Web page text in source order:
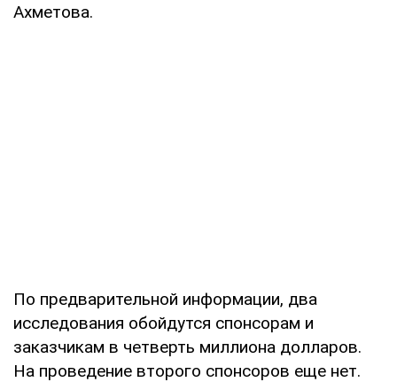
Ахметова.
По предварительной информации, два
исследования обойдутся спонсорам и
заказчикам в четверть миллиона долларов.
На проведение второго спонсоров еще нет.